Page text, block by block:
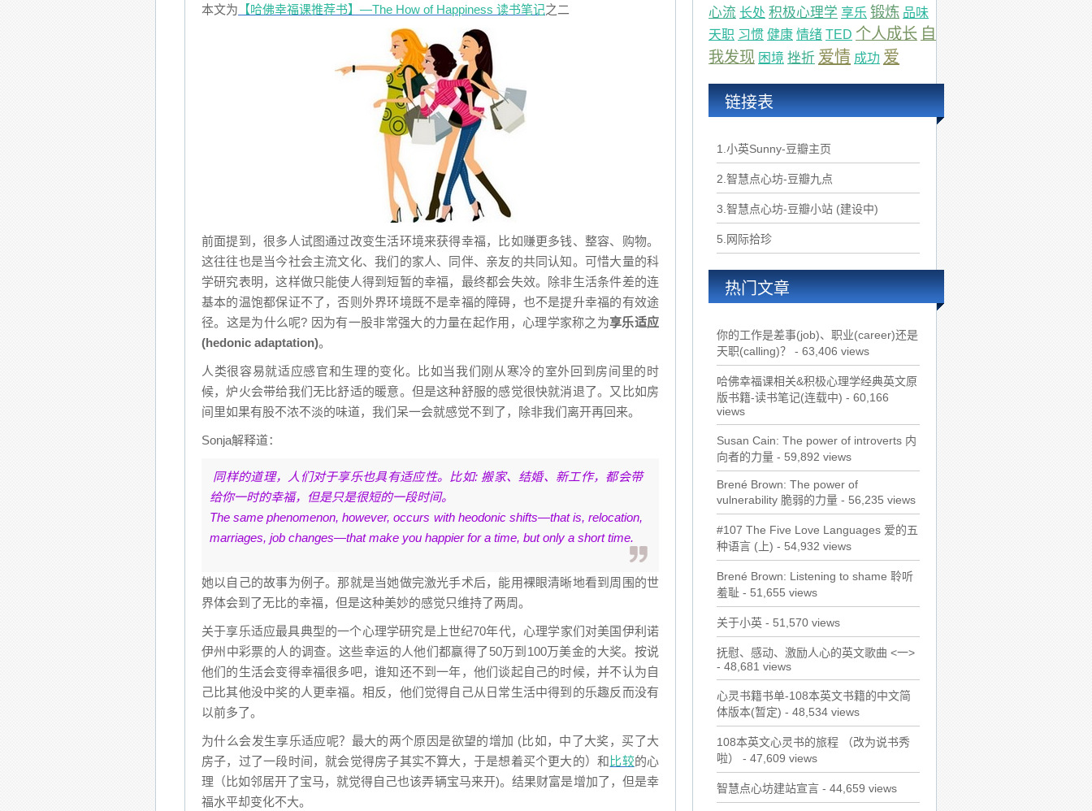
本文为 【哈佛幸福课推荐书】—The How of Happiness 读书笔记之二
前面提到，很多人试图通过改变生活环境来获得幸福，比如赚更多钱、整容、购物。
这往往也是当今社会主流文化、我们的家人、同伴、亲友的共同认知。可惜大量的科
学研究表明，这样做只能使人得到短暂的幸福，最终都会失效。除非生活条件差的连
基本的温饱都保证不了，否则外界环境既不是幸福的障碍，也不是提升幸福的有效途
径。这是为什么呢? 因为有一股非常强大的力量在起作用，心理学家称之为享乐适应
(hedonic adaptation)。
人类很容易就适应感官和生理的变化。比如当我们刚从寒冷的室外回到房间里的时
候，炉火会带给我们无比舒适的暖意。但是这种舒服的感觉很快就消退了。又比如房
间里如果有股不浓不淡的味道，我们呆一会就感觉不到了，除非我们离开再回来。
Sonja解释道：
同样的道理，人们对于享乐也具有适应性。比如: 搬家、结婚、新工作，都会带
给你一时的幸福，但是只是很短的一段时间。
The same phenomenon, however, occurs with heodonic shifts—that is, relocation,
marriages, job changes—that make you happier for a time, but only a short time.
她以自己的故事为例子。那就是当她做完激光手术后，能用裸眼清晰地看到周围的世
界体会到了无比的幸福，但是这种美妙的感觉只维持了两周。
关于享乐适应最具典型的一个心理学研究是上世纪70年代，心理学家们对美国伊利诺
伊州中彩票的人的调查。这些幸运的人他们都赢得了50万到100万美金的大奖。按说
他们的生活会变得幸福很多吧，谁知还不到一年，他们谈起自己的时候，并不认为自
己比其他没中奖的人更幸福。相反，他们觉得自己从日常生活中得到的乐趣反而没有
以前多了。
为什么会发生享乐适应呢？最大的两个原因是欲望的增加 (比如，中了大奖，买了大
房子，过了一段时间，就会觉得房子其实不算大，于是想着买个更大的）和 比较的心
理（比如邻居开了宝马，就觉得自己也该弄辆宝马来开)。结果财富是增加了，但是幸
福水平却变化不大。
心流 长处 积极心理学 享乐 锻炼 品味
天职 习惯 健康 情绪 TED 个人成长 自
我发现 困境 挫折 爱情 成功 爱
链接表
1.小英Sunny-豆瓣主页
2.智慧点心坊-豆瓣九点
3.智慧点心坊-豆瓣小站 (建设中)
5.网际拾珍
热门文章
你的工作是差事(job)、职业(career)还是
天职(calling)？
- 63,406 views
哈佛幸福课相关&积极心理学经典英文原
版书籍-读书笔记(连载中) - 60,166
views
Susan Cain: The power of introverts 内
向者的力量 - 59,892 views
Brené Brown: The power of
vulnerability 脆弱的力量 - 56,235 views
#107 The Five Love Languages 爱的五
种语言 (上) - 54,932 views
Brené Brown: Listening to shame 聆听
羞耻 - 51,655 views
关于小英 - 51,570 views
抚慰、感动、激励人心的英文歌曲 <一>
- 48,681 views
心灵书籍书单-108本英文书籍的中文简
体版本(暂定) - 48,534 views
108本英文心灵书的旅程 （改为说书秀
啦）
- 47,609 views
智慧点心坊建站宣言 - 44,659 views